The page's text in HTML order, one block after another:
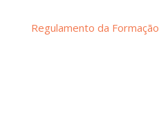
Regulamento da Formação